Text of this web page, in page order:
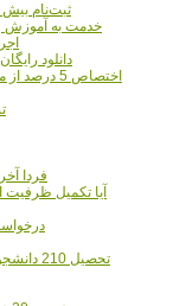
ثبت‌نام بيش از 9 هزار نفر در آزمون کارداني فني
خدمت به آموزش
دانلود
اختصاص 5 درصد از محل عوارض گاز مصرفي براي نوسازي مدارس
فردا
آیا تکمیل ظرفیت
درخواست 29 رشته کارشناسي ارشد
تحصيل